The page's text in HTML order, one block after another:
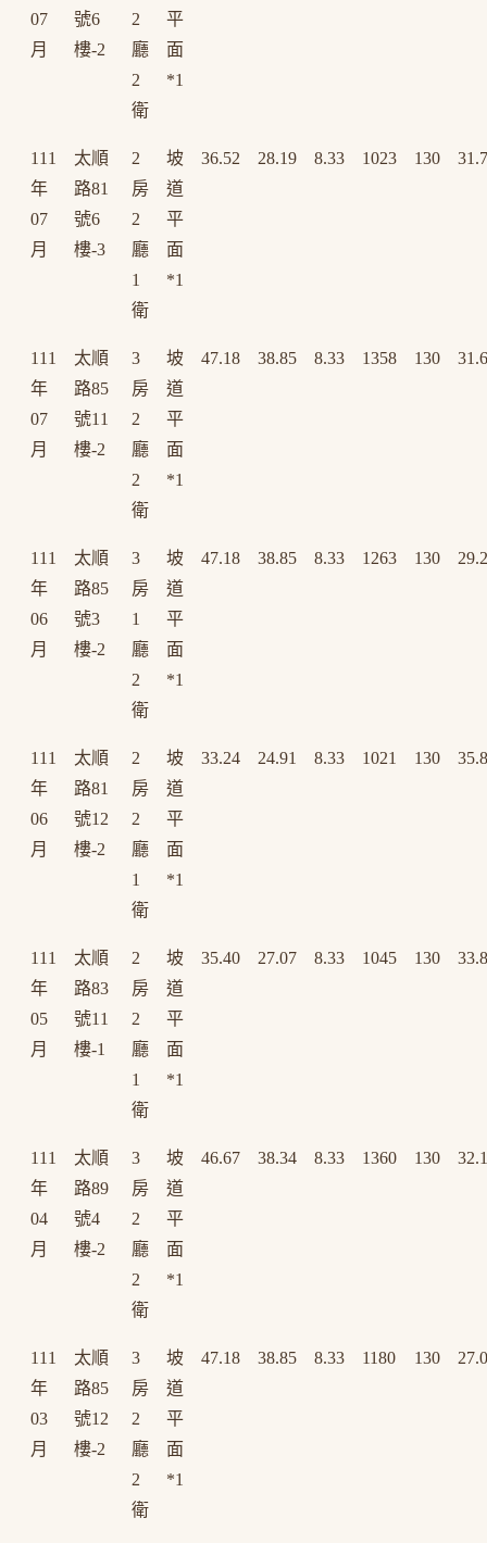
07
月
號6
樓-2
2
廳
2
衛
平
面
*1
111
年
07
月
太順
路81
號6
樓-3
2
房
2
廳
1
衛
坡
道
平
面
*1
36.52 28.19 8.33 1023 130 31.7
111
年
07
月
太順
路85
號11
樓-2
3
房
2
廳
2
衛
坡
道
平
面
*1
47.18 38.85 8.33 1358 130 31.6
111
年
06
月
太順
路85
號3
樓-2
3
房
1
廳
2
衛
坡
道
平
面
*1
47.18 38.85 8.33 1263 130 29.2
111
年
06
月
太順
路81
號12
樓-2
2
房
2
廳
1
衛
坡
道
平
面
*1
33.24 24.91 8.33 1021 130 35.8
111
年
05
月
太順
路83
號11
樓-1
2
房
2
廳
1
衛
坡
道
平
面
*1
35.40 27.07 8.33 1045 130 33.8
111
年
04
月
太順
路89
號4
樓-2
3
房
2
廳
2
衛
坡
道
平
面
*1
46.67 38.34 8.33 1360 130 32.1
111
年
03
月
太順
路85
號12
樓-2
3
房
2
廳
2
衛
坡
道
平
面
*1
47.18 38.85 8.33 1180 130 27.0